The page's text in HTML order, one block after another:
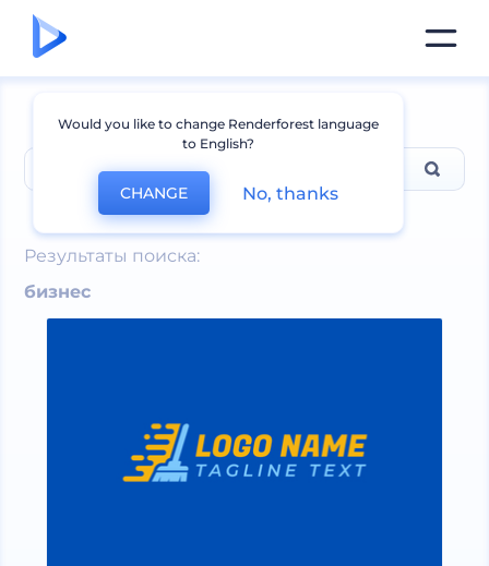
бизнес
Результаты поиска:
бизнес
Would you like to change Renderforest language
to English?
CHANGE No, thanks